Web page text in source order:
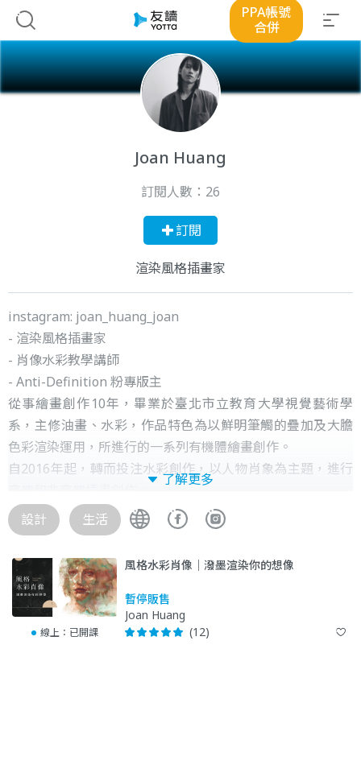
PPA帳號
合併
Joan Huang
訂閱人數： 26
訂閱
渲染風格插畫家
instagram: joan_huang_joan
- 渲染風格插畫家
- 肖像水彩教學講師
- Anti-Definition 粉專版主
從事繪畫創作10年，畢業於臺北市立教育大學視覺藝術學
系，主修油畫、水彩，作品特色為以鮮明筆觸的疊加及大膽
色彩渲染運用，所進行的一系列有機體繪畫創作。
自2016年起，轉而投注水彩創作，以人物肖象為主題，進行
同時於2018年11月起，固定於台北及新竹開設家教班，透過
小班制教學，帶領喜愛水彩創作的朋友，感受水彩渲染、配
色及人物肖象構圖的玩味之處。
了解更多
設計 生活
線上： 已開課
風格水彩肖像｜潑墨渲染你的想像
暫停販售
Joan Huang
(12)